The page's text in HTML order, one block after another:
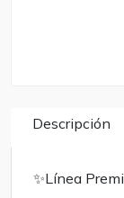
Descripción
✨️Línea